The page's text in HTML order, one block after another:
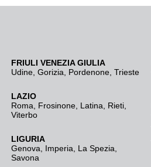
FRIULI VENEZIA GIULIA
Udine Gorizia Pordenone Trieste
LAZIO
Roma
Frosinone Latina Rieti
Viterbo
LIGURIA
Genova
Imperia La Spezia
Savona